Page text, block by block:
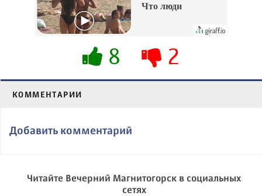
Что люди
их не видят...
8 2
КОММЕНТАРИИ
Добавить комментарий
Читайте Вечерний Магнитогорск в социальных
сетях